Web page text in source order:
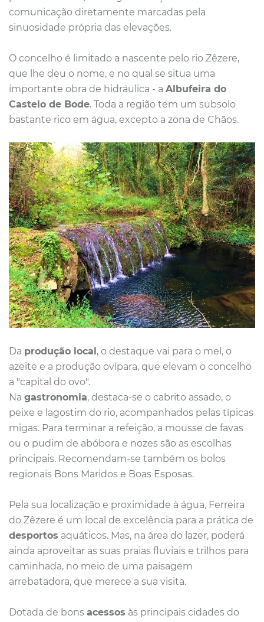
comunicação diretamente marcadas pela
sinuosidade própria das elevações.
O concelho é limitado a nascente pelo rio Zêzere,
que lhe deu o nome, e no qual se situa uma
importante obra de hidráulica - a Albufeira do
Castelo de Bode. Toda a região tem um subsolo
bastante rico em água, excepto a zona de Chãos.
Da produção local, o destaque vai para o mel, o
azeite e a produção ovípara, que elevam o concelho
a "capital do ovo".
Na gastronomia, destaca-se o cabrito assado, o
peixe e lagostim do rio, acompanhados pelas típicas
migas. Para terminar a refeição, a mousse de favas
ou o pudim de abóbora e nozes são as escolhas
principais. Recomendam-se também os bolos
regionais Bons Maridos e Boas Esposas.
Pela sua localização e proximidade à água, Ferreira
do Zêzere é um local de excelência para a prática de
desportos aquáticos. Mas, na área do lazer, poderá
ainda aproveitar as suas praias fluviais e trilhos para
caminhada, no meio de uma paisagem
arrebatadora, que merece a sua visita.
Dotada de bons acessos às principais cidades do